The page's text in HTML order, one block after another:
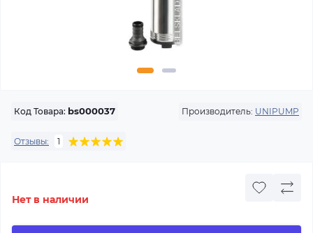
Код Товара: bs000037 Производитель: UNIPUMP
Отзывы: 1
Нет в наличии